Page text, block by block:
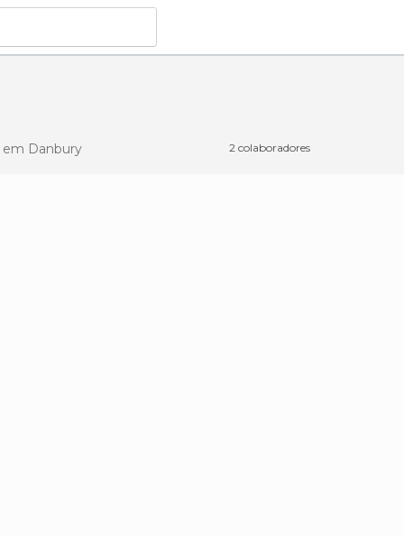
em Danbury 2 colaboradores